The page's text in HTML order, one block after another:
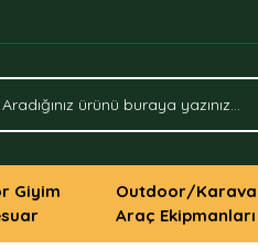
Giyim
Outdoor/
Araç Ekipmanları